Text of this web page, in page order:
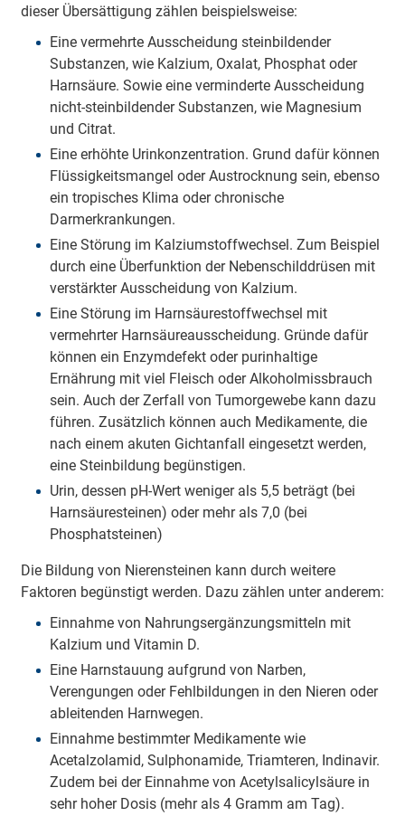
dieser Übersättigung zählen beispielsweise:
Eine vermehrte Ausscheidung steinbildender
Substanzen, wie Kalzium, Oxalat, Phosphat oder
Harnsäure. Sowie eine verminderte Ausscheidung
nicht-steinbildender Substanzen, wie Magnesium
und Citrat.
Eine erhöhte Urinkonzentration. Grund dafür können
Flüssigkeitsmangel oder Austrocknung sein, ebenso
ein tropisches Klima oder chronische
Darmerkrankungen.
Eine Störung im Kalziumstoffwechsel. Zum Beispiel
durch eine Überfunktion der Nebenschilddrüsen mit
verstärkter Ausscheidung von Kalzium.
Eine Störung im Harnsäurestoffwechsel mit
vermehrter Harnsäureausscheidung. Gründe dafür
können ein Enzymdefekt oder purinhaltige
Ernährung mit viel Fleisch oder Alkoholmissbrauch
sein. Auch der Zerfall von Tumorgewebe kann dazu
führen. Zusätzlich können auch Medikamente, die
nach einem akuten Gichtanfall eingesetzt werden,
eine Steinbildung begünstigen.
Urin, dessen pH-Wert weniger als 5,5 beträgt (bei
Harnsäuresteinen) oder mehr als 7,0 (bei
Phosphatsteinen)
Die Bildung von Nierensteinen kann durch weitere
Faktoren begünstigt werden. Dazu zählen unter anderem:
Einnahme von Nahrungsergänzungsmitteln mit
Kalzium und Vitamin D.
Eine Harnstauung aufgrund von Narben,
Verengungen oder Fehlbildungen in den Nieren oder
ableitenden Harnwegen.
Einnahme bestimmter Medikamente wie
Acetalzolamid, Sulphonamide, Triamteren, Indinavir.
Zudem bei der Einnahme von Acetylsalicylsäure in
sehr hoher Dosis (mehr als 4 Gramm am Tag).